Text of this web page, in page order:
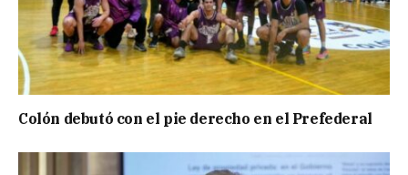
Colón debutó con el pie derecho en el Prefederal